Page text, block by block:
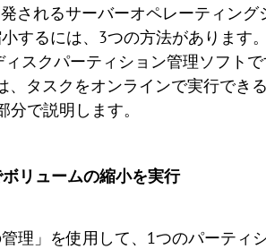
されるサーバーオペレーティング
するには、3つの方法があります
スクパーティション管理ソフト
タスクをオンラインで実行でき
で説明します。
リュームの縮小を実行
理」を使用して、1つのパーティ